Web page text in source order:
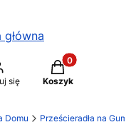
się
Produkty w
Koszyk
Domu Prześcieradła na